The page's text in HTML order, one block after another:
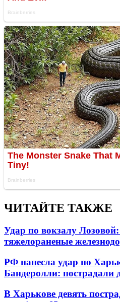
ЧИТАЙТЕ ТАКЖЕ
Удар по вокзалу
тяжелораненые
РФ нанесла удар по
Бандеролли: пострадали
В Харькове девять